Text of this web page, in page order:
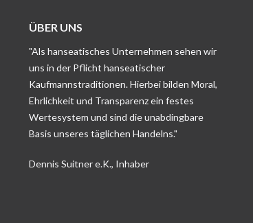
ÜBER UNS
"Als hanseatisches Unternehmen sehen wir
uns in der Pflicht hanseatischer
Kaufmannstraditionen. Hierbei bilden Moral,
Ehrlichkeit und Transparenz ein festes
Wertesystem und sind die unabdingbare
Basis unseres täglichen Handelns."
Dennis Suitner e.K., Inhaber